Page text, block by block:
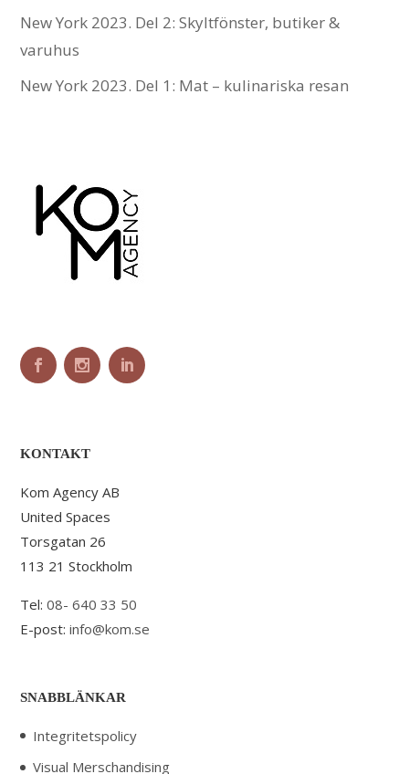
New York 2023. Del 2: Skyltfönster, butiker &
varuhus
New York 2023. Del 1: Mat – kulinariska resan
KONTAKT
Kom Agency AB
United Spaces
Torsgatan 26
113 21 Stockholm
Tel:08- 640 33 50
E-post:info@kom.se
SNABBLÄNKAR
Integritetspolicy
Visual Merschandising